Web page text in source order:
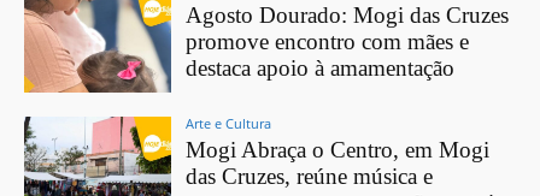
Agosto Dourado: Mogi das Cruzes
promove encontro com mães e
destaca apoio à amamentação
Arte e Cultura
Mogi Abraça o Centro, em Mogi
das Cruzes, reúne música e